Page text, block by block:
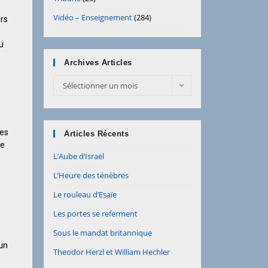
Vidéo – Enseignement(284)
Archives Articles
Sélectionner un mois
Articles Récents
L’Aube d’Israël
L’Heure des ténèbres
Le rouleau d’Esaïe
Les portes se referment
Sous le mandat britannique
Theodor Herzl et William Hechler